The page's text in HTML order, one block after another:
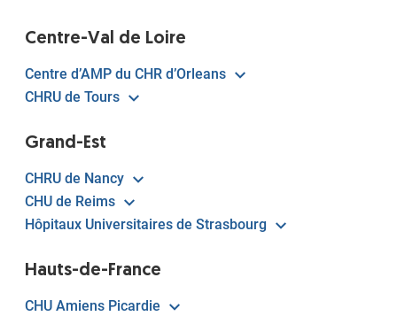
Centre-Val de Loire
Centre d’AMP du CHR d’Orleans
CHRU de Tours
Grand-Est
CHRU de Nancy
CHU de Reims
Hôpitaux Universitaires de Strasbourg
Hauts-de-France
CHU Amiens Picardie